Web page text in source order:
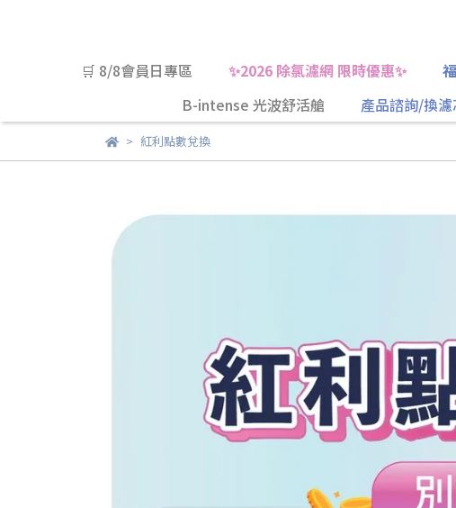
🛒 8/8會員日專區 ✨2026 除氯濾網 限時優惠✨
B-intense 光波舒活艙
產品諮詢/換濾
紅利點數兌換